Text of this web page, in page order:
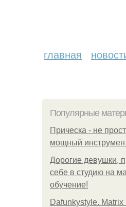
главная
Популярные
Прическа - не
мощный
Дорогие девушки,
себе в студию на
обучение!
Dafunkystyle. Matrix